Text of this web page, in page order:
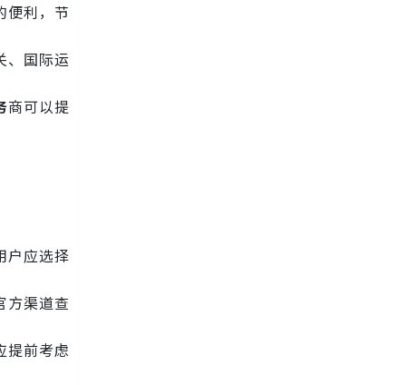
便利，节
、国际运
商可以提
户应选择
方渠道查
提前考虑